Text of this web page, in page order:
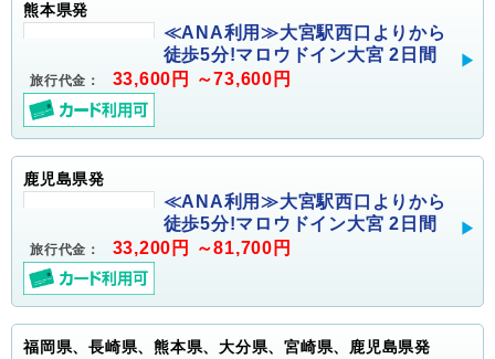
熊本県発
≪ANA利用≫大宮駅西口よりから
徒歩5分!マロウドイン大宮 2日間
旅行代金： 33,600円 ～73,600円
鹿児島県発
≪ANA利用≫大宮駅西口よりから
徒歩5分!マロウドイン大宮 2日間
旅行代金： 33,200円 ～81,700円
福岡県、長崎県、熊本県、大分県、宮崎県、鹿児島県発